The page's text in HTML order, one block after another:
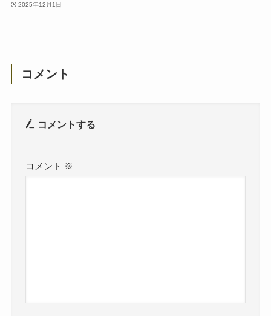
2025年12月1日
コメント
コメントする
コメント ※